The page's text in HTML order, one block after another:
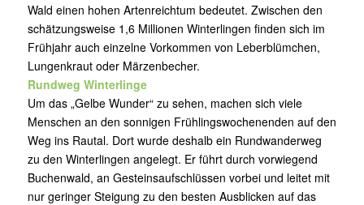
Wald einen hohen Artenreichtum bedeutet. Zwischen den
schätzungsweise 1,6 Millionen Winterlingen finden sich im
Frühjahr auch einzelne Vorkommen von Leberblümchen,
Lungenkraut oder Märzenbecher.
Rundweg Winterlinge
Um das „Gelbe Wunder“ zu sehen, machen sich viele
Menschen an den sonnigen Frühlingswochenenden auf den
Weg ins Rautal. Dort wurde deshalb ein Rundwanderweg
zu den Winterlingen angelegt. Er führt durch vorwiegend
Buchenwald, an Gesteinsaufschlüssen vorbei und leitet mit
nur geringer Steigung zu den besten Ausblicken auf das